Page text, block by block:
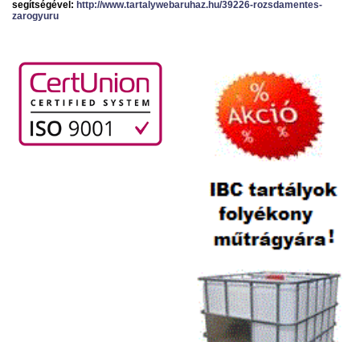
segítségével: http://www.tartalywebaruhaz.hu/39226-rozsdamentes-
zarogyuru